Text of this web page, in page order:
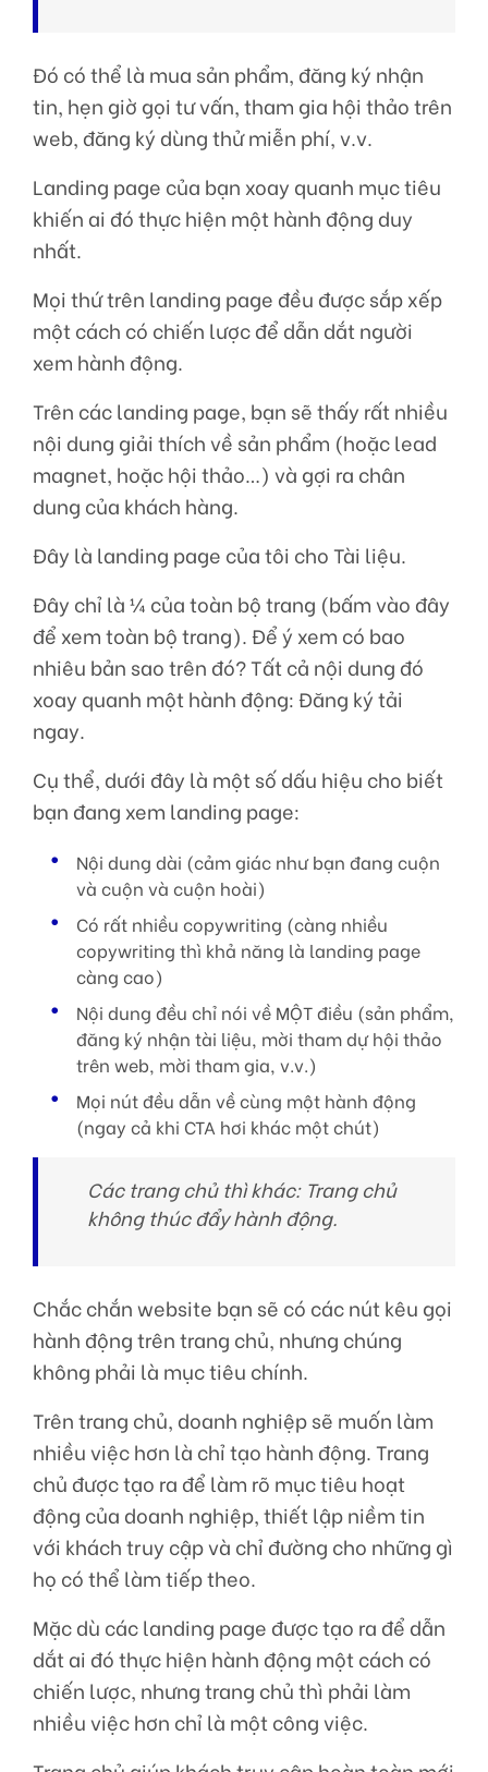
Đó có thể là mua sản phẩm, đăng ký nhận
tin, hẹn giờ gọi tư vấn, tham gia hội thảo trên
web, đăng ký dùng thử miễn phí, v.v.
Landing page của bạn xoay quanh mục tiêu
khiến ai đó thực hiện một hành động duy
nhất.
Mọi thứ trên landing page đều được sắp xếp
một cách có chiến lược để dẫn dắt người
xem hành động.
Trên các landing page, bạn sẽ thấy rất nhiều
nội dung giải thích về sản phẩm (hoặc lead
magnet, hoặc hội thảo…) và gợi ra chân
dung của khách hàng.
Đây là landing page của tôi cho Tài liệu.
Đây chỉ là ¼ của toàn bộ trang (bấm vào đây
để xem toàn bộ trang). Để ý xem có bao
nhiêu bản sao trên đó? Tất cả nội dung đó
xoay quanh một hành động: Đăng ký tải
ngay.
Cụ thể, dưới đây là một số dấu hiệu cho biết
bạn đang xem landing page:
Nội dung dài (cảm giác như bạn đang cuộn
và cuộn và cuộn hoài)
Có rất nhiều copywriting (càng nhiều
copywriting thì khả năng là landing page
càng cao)
Nội dung đều chỉ nói về MỘT điều (sản phẩm,
đăng ký nhận tài liệu, mời tham dự hội thảo
trên web, mời tham gia, v.v.)
Mọi nút đều dẫn về cùng một hành động
(ngay cả khi CTA hơi khác một chút)
Các trang chủ thì khác: Trang chủ
không thúc đẩy hành động.
Chắc chắn website bạn sẽ có các nút kêu gọi
hành động trên trang chủ, nhưng chúng
không phải là mục tiêu chính.
Trên trang chủ, doanh nghiệp sẽ muốn làm
nhiều việc hơn là chỉ tạo hành động. Trang
chủ được tạo ra để làm rõ mục tiêu hoạt
động của doanh nghiệp, thiết lập niềm tin
với khách truy cập và chỉ đường cho những gì
họ có thể làm tiếp theo.
Mặc dù các landing page được tạo ra để dẫn
dắt ai đó thực hiện hành động một cách có
chiến lược, nhưng trang chủ thì phải làm
nhiều việc hơn chỉ là một công việc.